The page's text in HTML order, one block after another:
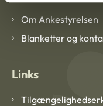
Om Ankestyrelsen
Blanketter og
Links